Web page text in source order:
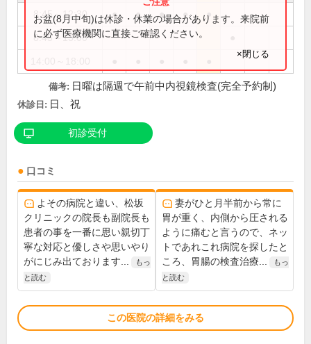
8:45～12:30 ● ● ● ● ●
8:45～13:00
お盆(8月中旬)は休診・休業の場合があります。来院前
に必ず医療機関に直接ご確認ください。
×閉じる
備考: 日曜は隔週で午前中内視鏡検査(完全予約制)
休診日: 日、祝
初診受付
口コミ
よその病院と違い、松坂
クリニックの院長も副院長も
患者の事を一番に思い親切丁
寧な対応と優しさや思いやり
がにじみ出ております...
もっ
と読む
妻がひと月半前から常に
胃が重く、内側から圧される
ように痛むと言うので、ネッ
トであれこれ病院を探したと
ころ、胃腸の検査治療...
もっ
と読む
この医院の詳細をみる